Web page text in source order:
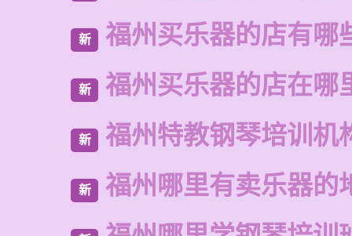
新 福州买乐器的店有哪
新 福州买乐器的店在哪
新 福州特教钢琴培训机
新 福州哪里有卖乐器的